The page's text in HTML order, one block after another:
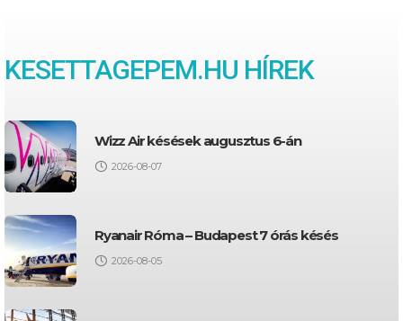
KESETTAGEPEM.HU HÍREK
Wizz Air késések augusztus 6-án
2026-08-07
Ryanair Róma – Budapest 7 órás késés
2026-08-05